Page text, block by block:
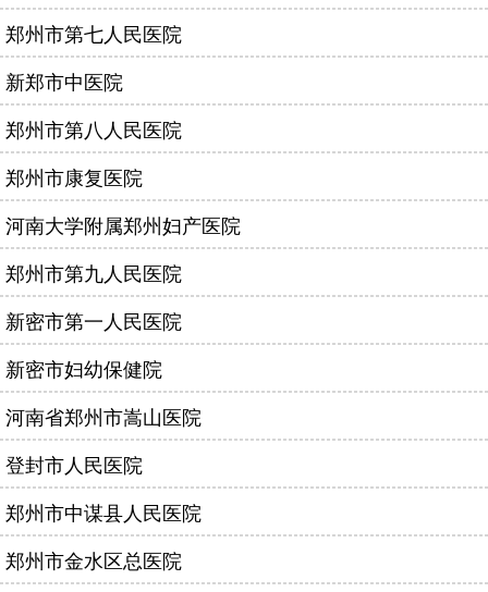
郑州市第七人民医院
新郑市中医院
郑州市第八人民医院
郑州市康复医院
河南大学附属郑州妇产医院
郑州市第九人民医院
新密市第一人民医院
新密市妇幼保健院
河南省郑州市嵩山医院
登封市人民医院
郑州市中谋县人民医院
郑州市金水区总医院